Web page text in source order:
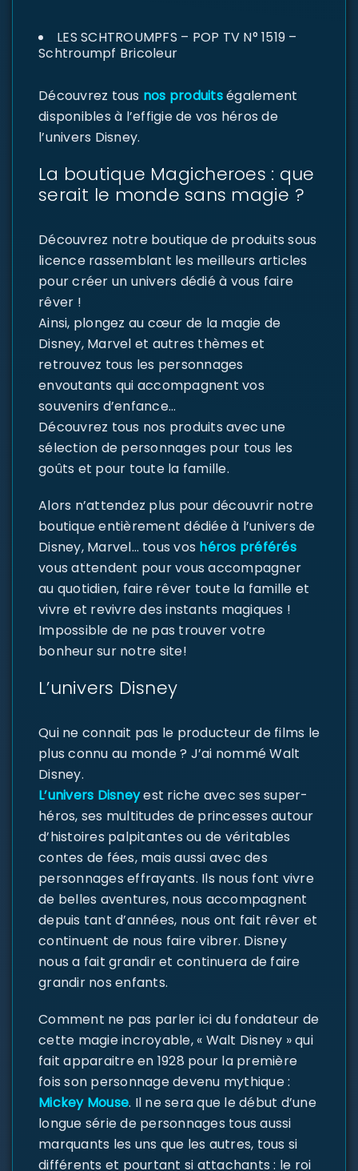
LES SCHTROUMPFS – POP TV N° 1519 –
Schtroumpf Bricoleur
Découvrez tous nos produitségalement
disponibles à l’effigie de vos héros de
l’univers Disney.
La boutique Magicheroes : que
serait le monde sans magie ?
Découvrez notre boutique de produits sous
licence rassemblant les meilleurs articles
pour créer un univers dédié à vous faire
rêver !
Ainsi, plongez au cœur de la magie de
Disney, Marvel et autres thèmes et
retrouvez tous les personnages
envoutants qui accompagnent vos
souvenirs d’enfance…
Découvrez tous nos produits avec une
sélection de personnages pour tous les
goûts et pour toute la famille.
Alors n’attendez plus pour découvrir notre
boutique entièrement dédiée à l’univers de
Disney, Marvel… tous vos héros préférés
vous attendent pour vous accompagner
au quotidien, faire rêver toute la famille et
vivre et revivre des instants magiques !
Impossible de ne pas trouver votre
bonheur sur notre site!
L’univers Disney
Qui ne connait pas le producteur de films le
plus connu au monde ? J’ai nommé Walt
Disney.
L’univers Disneyest riche avec ses super-
héros, ses multitudes de princesses autour
d’histoires palpitantes ou de véritables
contes de fées, mais aussi avec des
personnages effrayants. Ils nous font vivre
de belles aventures, nous accompagnent
depuis tant d’années, nous ont fait rêver et
continuent de nous faire vibrer. Disney
nous a fait grandir et continuera de faire
grandir nos enfants.
Comment ne pas parler ici du fondateur de
cette magie incroyable, « Walt Disney » qui
fait apparaitre en 1928 pour la première
fois son personnage devenu mythique :
Mickey Mouse. Il ne sera que le début d’une
longue série de personnages tous aussi
marquants les uns que les autres, tous si
différents et pourtant si attachants : le roi